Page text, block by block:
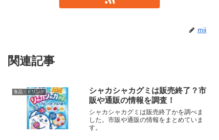
mii
関連記事
食品・ドリンク
シャカシャカグミは販売終了？市
販や通販の情報を調査！
シャカシャカグミは販売終了かを調べま
した。市販や通販の情報をまとめていま
す。